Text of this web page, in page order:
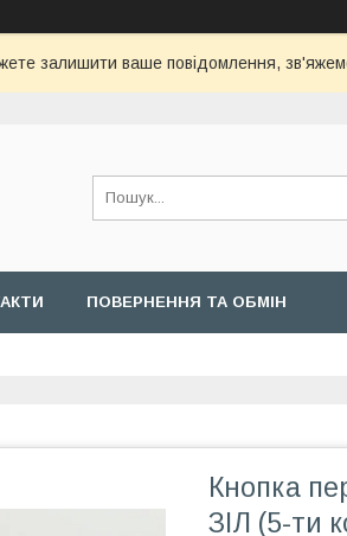
залишити ваше повідомлення,
ПОВЕРНЕННЯ ТА ОБМІН
Кнопка
ЗІЛ (5-ти